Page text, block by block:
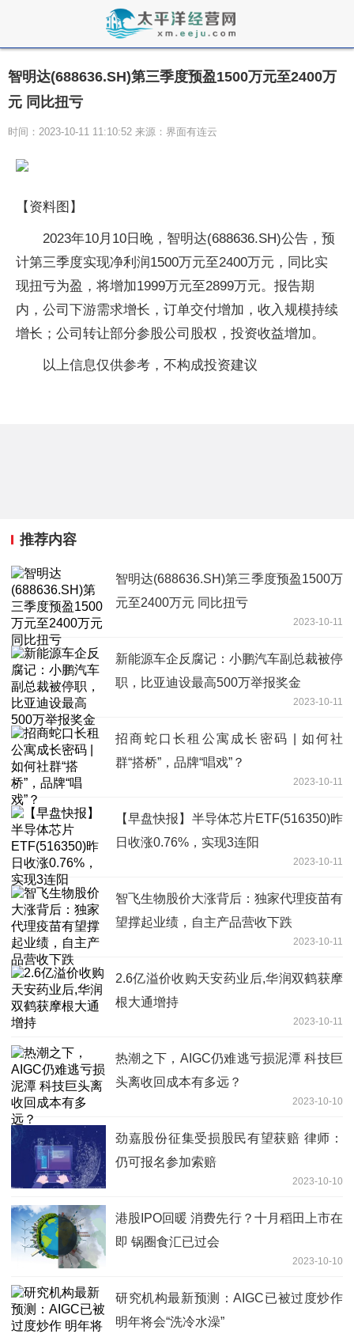
智明达(688636.SH)第三季度预盈1500万元至2400万
元 同比扭亏
时间：2023-10-11 11:10:52 来源：界面有连云
【资料图】
2023年10月10日晚，智明达(688636.SH)公告，预
计第三季度实现净利润1500万元至2400万元，同比实
现扭亏为盈，将增加1999万元至2899万元。报告期
内，公司下游需求增长，订单交付增加，收入规模持续
增长；公司转让部分参股公司股权，投资收益增加。
以上信息仅供参考，不构成投资建议
推荐内容
智明达(688636.SH)第三季度预盈1500万
元至2400万元 同比扭亏
2023-10-11
新能源车企反腐记：小鹏汽车副总裁被停
职，比亚迪设最高500万举报奖金
2023-10-11
招商蛇口长租公寓成长密码 | 如何社
群“搭桥”，品牌“唱戏”？
2023-10-11
【早盘快报】半导体芯片ETF(516350)昨
日收涨0.76%，实现3连阳
2023-10-11
智飞生物股价大涨背后：独家代理疫苗有
望撑起业绩，自主产品营收下跌
2023-10-11
2.6亿溢价收购天安药业后,华润双鹤获摩
根大通增持
2023-10-11
热潮之下，AIGC仍难逃亏损泥潭 科技巨
头离收回成本有多远？
2023-10-10
劲嘉股份征集受损股民有望获赔 律师：
仍可报名参加索赔
2023-10-10
港股IPO回暖 消费先行？十月稻田上市在
即 锅圈食汇已过会
2023-10-10
研究机构最新预测：AIGC已被过度炒作
明年将会“洗冷水澡”